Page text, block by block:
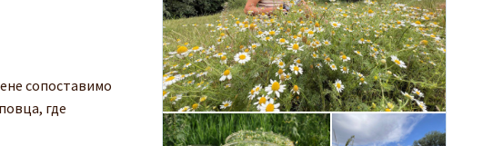
сопоставимо
где